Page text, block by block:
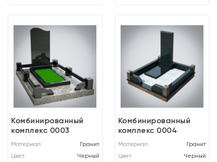
Комбинированный
комплекс 0003
Материал:
Гранит
Цвет:
Черный
Комбинированный
комплекс 0004
Материал:
Гранит
Цвет:
Черный